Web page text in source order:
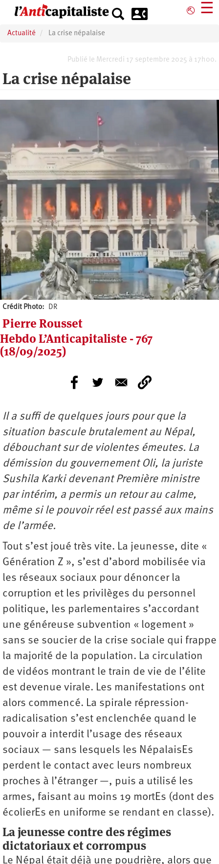
principal
⎋ ☰
Actualité La crise népalaise
Publié le Mercredi 17 septembre 2025 à 17h00.
La crise népalaise
Crédit Photo DR
Pierre Rousset
Hebdo L’Anticapitaliste - 767
(18/09/2025)
Il a suffi de quelques jours pour que la
situation bascule brutalement au Népal,
débouchant sur de violentes émeutes. La
démission du gouvernement Oli, la juriste
Sushila Karki devenant Première ministre
par intérim, a permis un retour au calme,
même si le pouvoir réel est passé aux mains
de l’armée.
Tout s’est joué très vite. La jeunesse, dite «
Génération Z », s’est d’abord mobilisée via
les réseaux sociaux pour dénoncer la
corruption et les privilèges du personnel
politique, les parlementaires s’accordant
une généreuse subvention « logement »
sans se soucier de la crise sociale qui frappe
la majorité de la population. La circulation
de vidéos montrant le train de vie de l’élite
est devenue virale. Les manifestations ont
alors commencé. La spirale répression-
radicalisation s’est enclenchée quand le
pouvoir a interdit l’usage des réseaux
sociaux — sans lesquels les NépalaisEs
perdent le contact avec leurs nombreux
proches à l’étranger —, puis a utilisé les
armes, faisant au moins 19 mortEs (dont des
écolierEs en uniforme se rendant en classe).
La jeunesse contre des régimes
dictatoriaux et corrompus
Le Népal était déjà une poudrière, alors que